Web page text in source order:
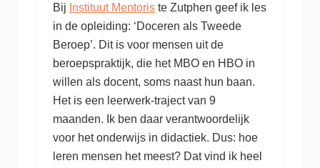
Bij Instituut Mentoris te Zutphen geef ik les
in de opleiding: ‘Doceren als Tweede
Beroep’. Dit is voor mensen uit de
beroepspraktijk, die het MBO en HBO in
willen als docent, soms naast hun baan.
Het is een leerwerk-traject van 9
maanden. Ik ben daar verantwoordelijk
voor het onderwijs in didactiek. Dus: hoe
leren mensen het meest? Dat vind ik heel